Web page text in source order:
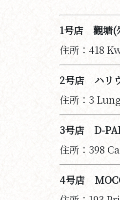
1号店 觀塘(
住所：418
2号店 ハリ
住所：3
3号店 D-
住所：398
4号店